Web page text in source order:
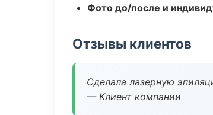
Фото до/после и
Отзывы клиентов
Сделала лазерную
— Клиент компании